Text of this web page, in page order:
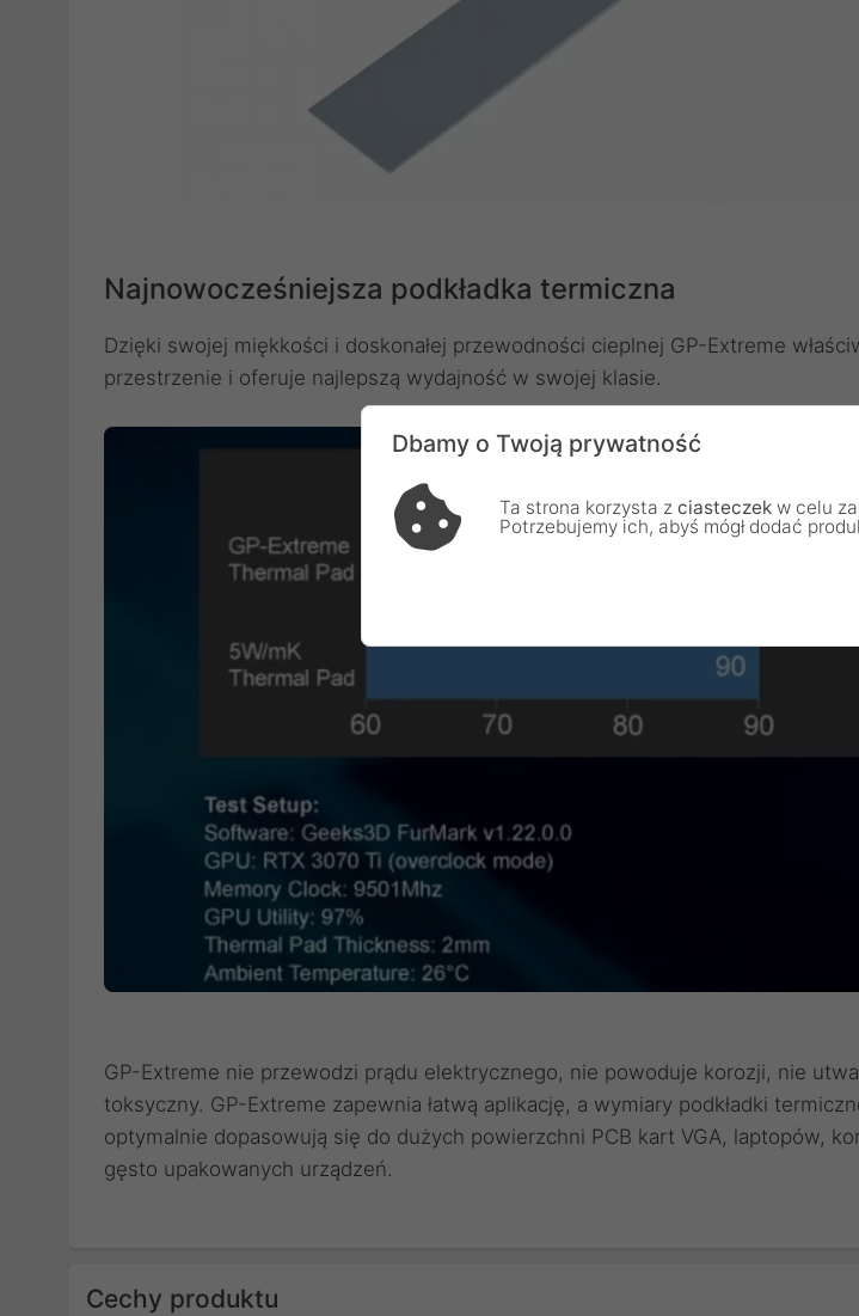
Najnowocześniejsza podkładka termiczna
Dzięki swojej miękkości i doskonałej przewodności cieplnej GP-Extreme
przestrzenie i oferuje najlepszą wydajność w swojej klasie.
GP-Extreme nie przewodzi prądu elektrycznego, nie powoduje korozji, nie
toksyczny. GP-Extreme zapewnia łatwą aplikację, a wymiary podkładki
optymalnie dopasowują się do dużych powierzchni PCB kart VGA, laptopów,
gęsto upakowanych urządzeń.
Cechy produktu
Dbamy o Twoją prywatność
Ta strona korzysta z ciasteczek w celu
Potrzebujemy ich, abyś mógł dodać